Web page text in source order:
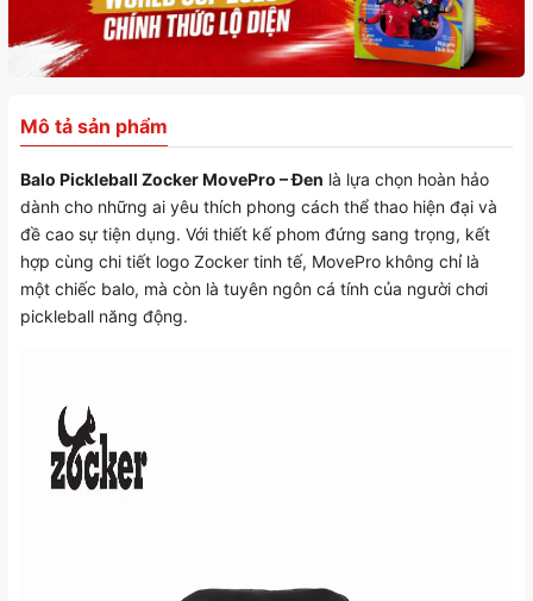
Mô tả sản phẩm
Balo Pickleball Zocker MovePro – Đen là lựa chọn hoàn hảo
dành cho những ai yêu thích phong cách thể thao hiện đại và
đề cao sự tiện dụng. Với thiết kế phom đứng sang trọng, kết
hợp cùng chi tiết logo Zocker tinh tế, MovePro không chỉ là
một chiếc balo, mà còn là tuyên ngôn cá tính của người chơi
pickleball năng động.